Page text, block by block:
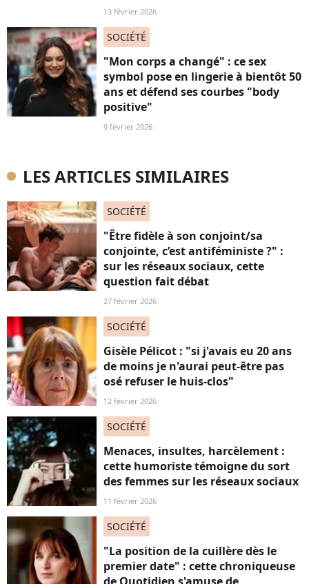
13 février 2026
SOCIÉTÉ
"Mon corps a changé" : ce sex
symbol pose en lingerie à bientôt 50
ans et défend ses courbes "body
positive"
9 février 2026
LES ARTICLES SIMILAIRES
SOCIÉTÉ
"Être fidèle à son conjoint/sa
conjointe, c’est antiféministe ?" :
sur les réseaux sociaux, cette
question fait débat
27 février 2026
SOCIÉTÉ
Gisèle Pélicot : "si j'avais eu 20 ans
de moins je n'aurai peut-être pas
osé refuser le huis-clos"
12 février 2026
SOCIÉTÉ
Menaces, insultes, harcèlement :
cette humoriste témoigne du sort
des femmes sur les réseaux sociaux
11 février 2026
SOCIÉTÉ
"La position de la cuillère dès le
premier date" : cette chroniqueuse